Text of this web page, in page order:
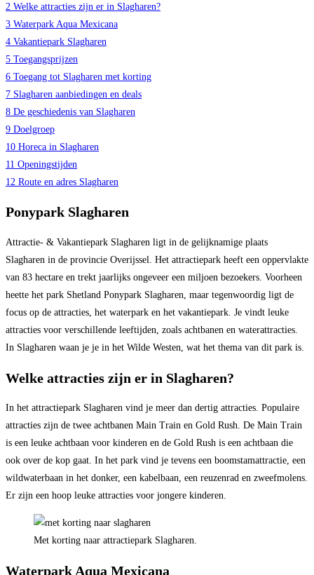
2 Welke attracties zijn er in Slagharen?
3 Waterpark Aqua Mexicana
4 Vakantiepark Slagharen
5 Toegangsprijzen
6 Toegang tot Slagharen met korting
7 Slagharen aanbiedingen en deals
8 De geschiedenis van Slagharen
9 Doelgroep
10 Horeca in Slagharen
11 Openingstijden
12 Route en adres Slagharen
Ponypark Slagharen
Attractie- & Vakantiepark Slagharen ligt in de gelijknamige plaats
Slagharen in de provincie Overijssel. Het attractiepark heeft een oppervlakte
van 83 hectare en trekt jaarlijks ongeveer een miljoen bezoekers. Voorheen
heette het park Shetland Ponypark Slagharen, maar tegenwoordig ligt de
focus op de attracties, het waterpark en het vakantiepark. Je vindt leuke
attracties voor verschillende leeftijden, zoals achtbanen en waterattracties.
In Slagharen waan je je in het Wilde Westen, wat het thema van dit park is.
Welke attracties zijn er in Slagharen?
In het attractiepark Slagharen vind je meer dan dertig attracties. Populaire
attracties zijn de twee achtbanen Main Train en Gold Rush. De Main Train
is een leuke achtbaan voor kinderen en de Gold Rush is een achtbaan die
ook over de kop gaat. In het park vind je tevens een boomstamattractie, een
wildwaterbaan in het donker, een kabelbaan, een reuzenrad en zweefmolens.
Er zijn een hoop leuke attracties voor jongere kinderen.
Met korting naar attractiepark Slagharen.
Waterpark Aqua Mexicana